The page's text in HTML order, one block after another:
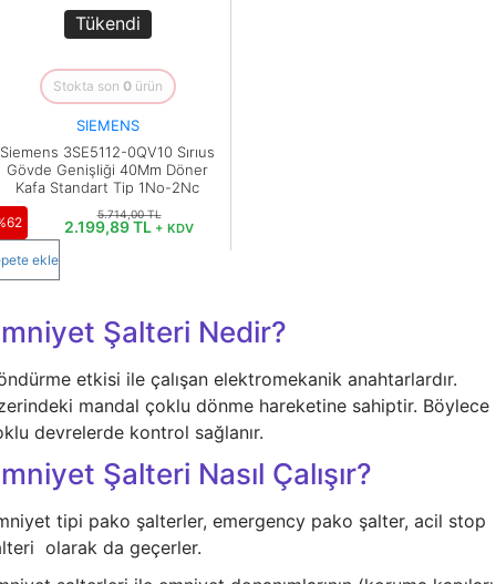
Tükendi
Stokta son 0ürün
SIEMENS
Siemens 3SE5112-0QV10 Sırıus
Gövde Genişliği 40Mm Döner
Kafa Standart Tip 1No-2Nc
5.714,00 TL
2.199,89 TL + KDV
ekle
Şalteri Nedir?
etkisi ile çalışan elektromekanik anahtarlardır.
mandal çoklu dönme hareketine sahiptir. Böylece
devrelerde kontrol sağlanır.
Şalteri Nasıl Çalışır?
tipi pako şalterler, emergency pako şalter, acil stop
olarak da geçerler.
Transdüserler
Akım Trafoları
Anahtarı
Yük Ayırıcı ve Yük
Sekonder Koruma
Güç Kaynakları
Parafudrlar
SoftStarterler
Ürünleri
PV1F Solar
Kablolar
Yangın Alarm